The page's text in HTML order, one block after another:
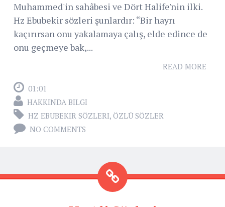
Muhammed'in sahâbesi ve Dört Halife'nin ilki.
Hz Ebubekir sözleri şunlardır: “Bir hayrı
kaçırırsan onu yakalamaya çalış, elde edince de
onu geçmeye bak,...
READ MORE
01:01
HAKKINDA BILGI
HZ EBUBEKIR SÖZLERI, ÖZLÜ SÖZLER
NO COMMENTS